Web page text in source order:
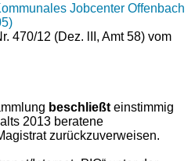
Jobcenter Offenbach
470/12 (Dez. lII, Amt 58) vom
beschließt einstimmig
2013 beratene
zurückzuverweisen.